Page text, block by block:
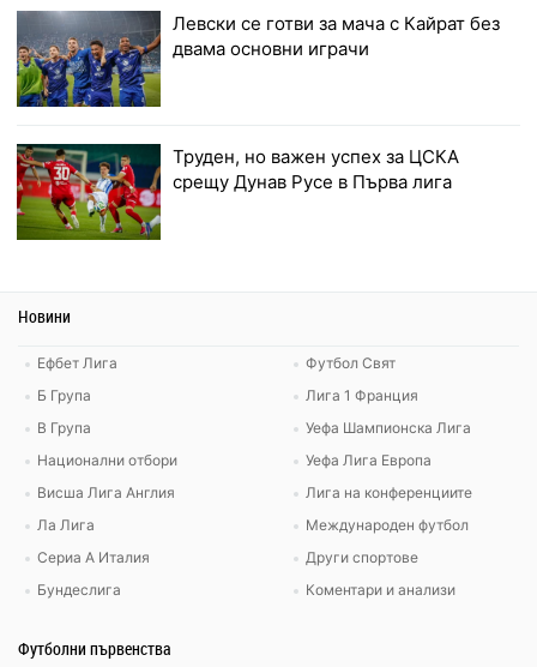
Левски се готви за мача с Кайрат без
двама основни играчи
Труден, но важен успех за ЦСКА
срещу Дунав Русе в Първа лига
Новини
Ефбет Лига
Б Група
В Група
Национални отбори
Висша Лига Англия
Ла Лига
Сериа А Италия
Бундеслига
Футбол Свят
Лига 1 Франция
Уефа Шампионска Лига
Уефа Лига Европа
Лига на конференциите
Международен футбол
Други спортове
Коментари и анализи
Футболни първенства